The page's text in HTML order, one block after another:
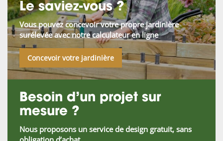
Le saviez-vous ?
Vous pouvez concevoir votre propre jardinière
surélevée avec notre calculateur en ligne
Concevoir votre jardinière
Besoin d’un projet sur
mesure ?
Nous proposons un service de design gratuit, sans